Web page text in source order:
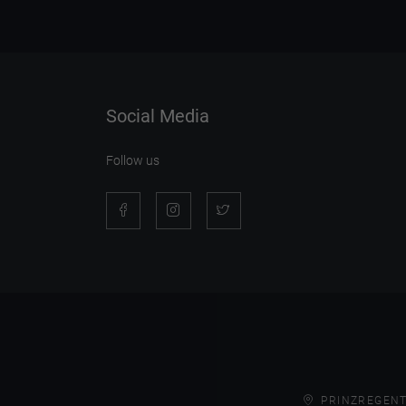
Social Media
Follow us